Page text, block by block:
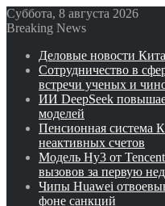
Суббота, 8 августа 2026
Breaking News
Деловые новости
Сотрудничество в
встречи ученых и
ИИ DeepSeek
моделей
Пенсионная система
неактивных счетов
Модель Hy3 от
вызовов за первую
Чипы Huawei
фоне санкций